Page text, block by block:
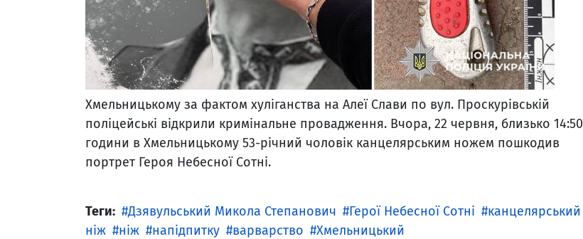
Хмельницькому за фактом хуліганства на Алеї Слави по вул. Проскурівській
поліцейські відкрили кримінальне провадження. Вчора, 22 червня, близько 14:50
години в Хмельницькому 53-річний чоловік канцелярським ножем пошкодив
портрет Героя Небесної Сотні.
Теги: Дзявульський Микола Степанович Герої Небесної Сотні
канцелярський
ніж
ніж напідпитку варварство
Хмельницький